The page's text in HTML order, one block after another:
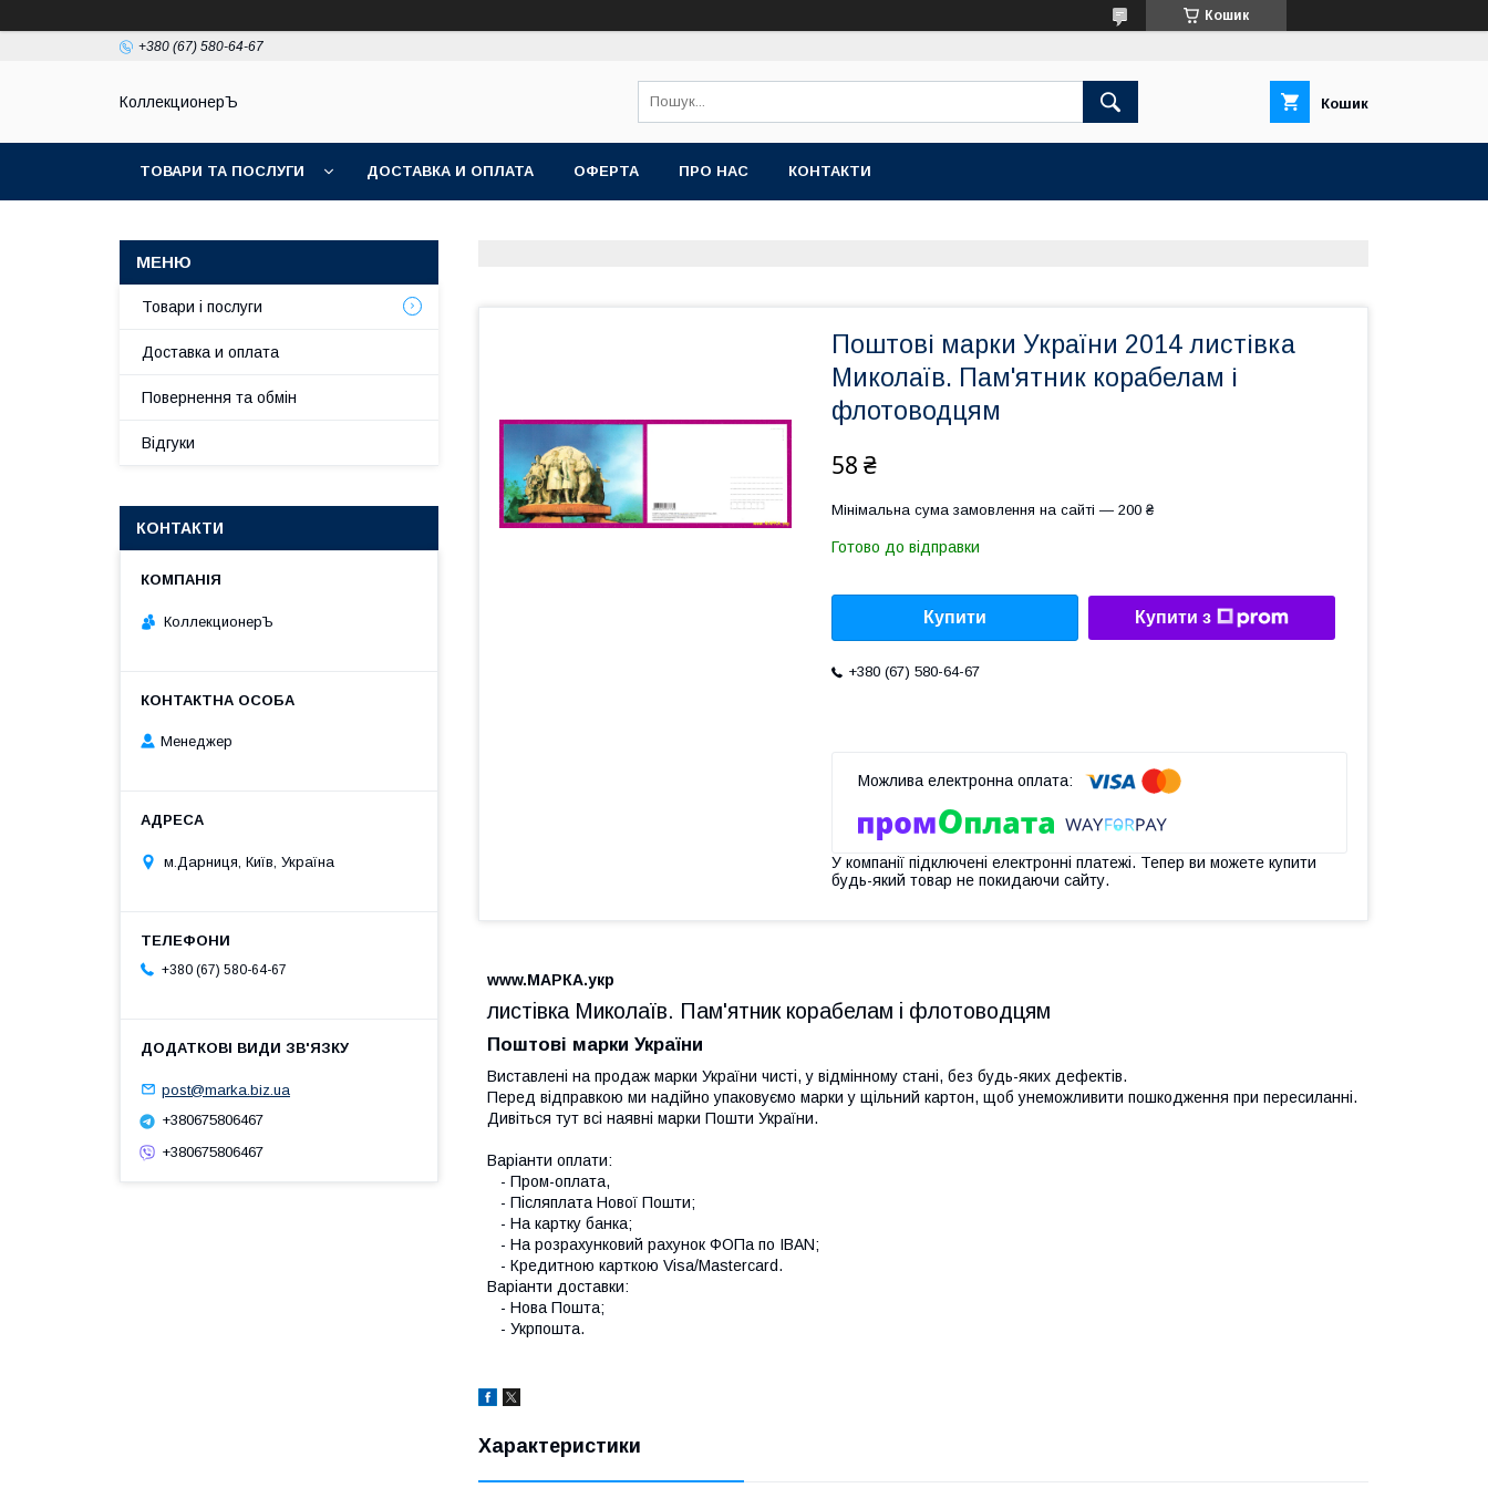
Кошик
+380 (67) 580-64-67
КоллекционерЪ Кошик
ТОВАРИ ТА ПОСЛУГИ ДОСТАВКА И ОПЛАТА ОФЕРТА ПРО НАС КОНТАКТИ
Поштові марки України 2014 листівка
Миколаїв. Пам'ятник корабелам і
флотоводцям
58 ₴
Мінімальна сума замовлення на сайті — 200 ₴
Готово до відправки
Купити Купити з
+380 (67) 580-64-67
У компанії підключені електронні платежі. Тепер ви можете купити
будь-який товар не покидаючи сайту.
www.МАРКА.укр
листівка Миколаїв. Пам'ятник корабелам і флотоводцям
Поштові марки України
Виставлені на продаж марки України чисті, у відмінному стані, без будь-яких дефектів.
Перед відправкою ми надійно упаковуємо марки у щільний картон, щоб унеможливити пошкодження при пересиланні.
Дивіться тут всі наявні марки Пошти України.
Варіанти оплати:
- Пром-оплата,
- Післяплата Нової Пошти;
- На картку банка;
- На розрахунковий рахунок ФОПа по IBAN;
- Кредитною карткою Visa/Mastercard.
Варіанти доставки:
- Нова Пошта;
- Укрпошта.
Характеристики
Товари і послуги
Доставка и оплата
Повернення та обмін
Відгуки
КОНТАКТИ
КоллекционерЪ
Менеджер
м.Дарниця, Київ, Україна
+380 (67) 580-64-67
post@marka.biz.ua
+380675806467
+380675806467